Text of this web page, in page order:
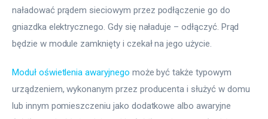
naładować prądem sieciowym przez podłączenie go do
gniazdka elektrycznego. Gdy się naładuje – odłączyć. Prąd
będzie w module zamknięty i czekał na jego użycie.
Moduł oświetlenia awaryjnego może być także typowym
urządzeniem, wykonanym przez producenta i służyć w domu
lub innym pomieszczeniu jako dodatkowe albo awaryjne